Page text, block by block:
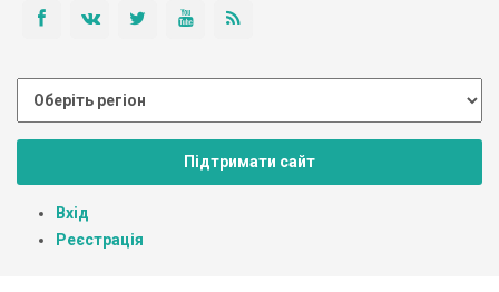
Підтримати сайт
Вхід
Реєстрація